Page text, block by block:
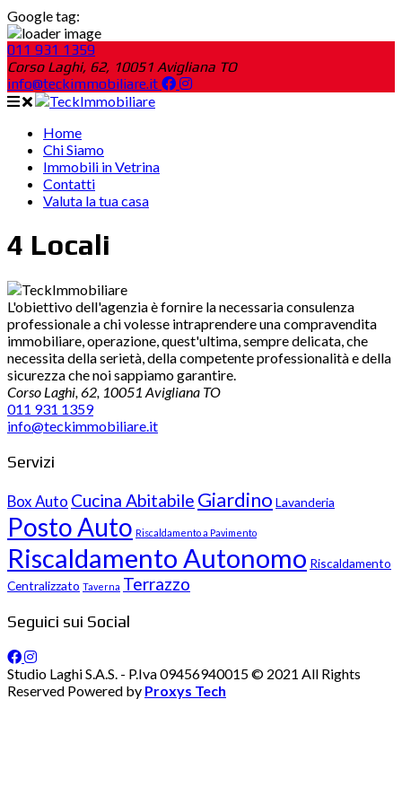
Google tag:
011 931 1359
Corso Laghi, 62, 10051 Avigliana TO
info@teckimmobiliare.it
Home
Chi Siamo
Immobili in Vetrina
Contatti
Valuta la tua casa
4 Locali
L'obiettivo dell'agenzia è fornire la necessaria consulenza
professionale a chi volesse intraprendere una compravendita
immobiliare, operazione, quest'ultima, sempre delicata, che
necessita della serietà, della competente professionalità e della
sicurezza che noi sappiamo garantire.
Corso Laghi, 62, 10051 Avigliana TO
011 931 1359
info@teckimmobiliare.it
Servizi
Box Auto Cucina Abitabile Giardino Lavanderia
Posto Auto Riscaldamento a Pavimento
Riscaldamento Autonomo Riscaldamento
Centralizzato Taverna Terrazzo
Seguici sui Social
Studio Laghi S.A.S. - P.Iva 09456940015 © 2021 All Rights
Reserved Powered by Proxys Tech